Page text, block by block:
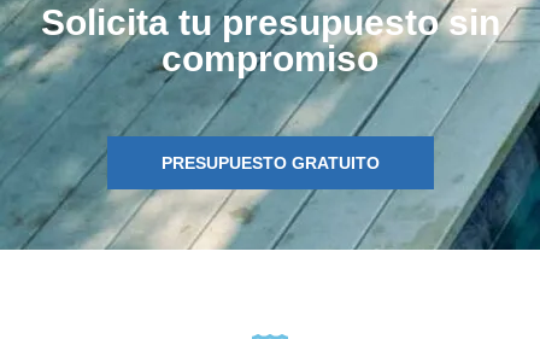
Solicita tu presupuesto sin
compromiso
PRESUPUESTO GRATUITO